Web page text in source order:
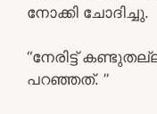
നോക്കി ചോദിച്ചു.
“നേരിട്ട്
പറഞ്ഞത്. ”